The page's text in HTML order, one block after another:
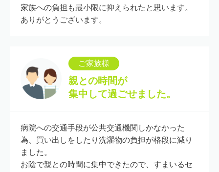
家族への負担も最小限に抑えられたと思います。
ありがとうございます。
ご家族様
親との時間が
集中して過ごせました。
病院への交通手段が公共交通機関しかなかった
為、買い出しをしたり洗濯物の負担が格段に減り
ました。
お陰で親との時間に集中できたので、すまいるセ